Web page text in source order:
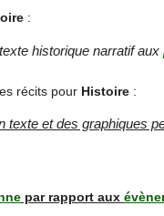
:
historique narratif aux
récits pour Histoire:
texte et des graphiques
par rapport aux